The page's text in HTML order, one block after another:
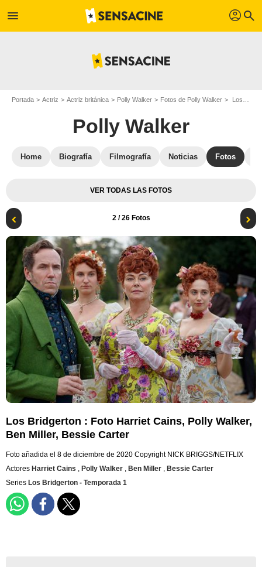
menu profil search
Portada Actriz Actriz británica Polly Walker Fotos de Polly Walker Los Bridgerton : Foto Harriet Cains, Polly Walker, Ben Miller, Bessie Carter
Polly Walker
Home Biografía Filmografía Noticias Fotos
VER TODAS LAS FOTOS
2/ 26 Fotos
Los Bridgerton : Foto Harriet Cains, Polly Walker,
Ben Miller, Bessie Carter
Foto añadida el 8 de diciembre de 2020 Copyright NICK BRIGGS/NETFLIX
Actores Harriet Cains , Polly Walker , Ben Miller , Bessie Carter
Series Los Bridgerton - Temporada 1